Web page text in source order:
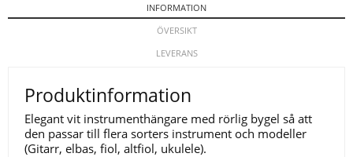
INFORMATION
ÖVERSIKT
LEVERANS
Produktinformation
Elegant vit instrumenthängare med rörlig bygel så att
den passar till flera sorters instrument och modeller
(Gitarr, elbas, fiol, altfiol, ukulele).